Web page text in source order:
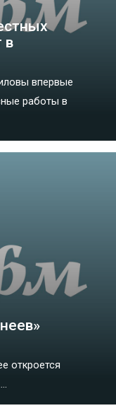
в
впервые
работы в
откроется